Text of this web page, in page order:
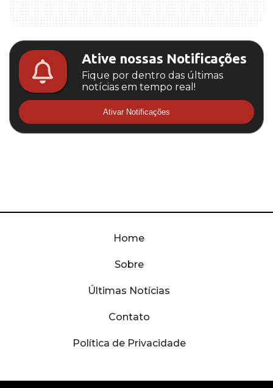
Ative nossas Notificações
Fique por dentro das últimas
notícias em tempo real!
Ativar Notificações
Home
Sobre
Últimas Notícias
Contato
Política de Privacidade